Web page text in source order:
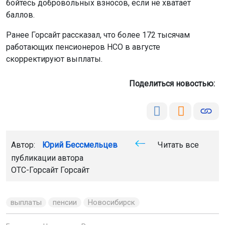
бойтесь добровольных взносов, если не хватает
баллов.
Ранее Горсайт рассказал, что более 172 тысячам
работающих пенсионеров НСО в августе
скорректируют выплаты.
Поделиться новостью:
Автор: Юрий Бессмельцев
Читать все
публикации автора
ОТС-Горсайт Горсайт
выплаты пенсии Новосибирск